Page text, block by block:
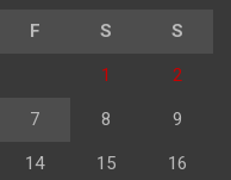
F S S
1 2
7 8 9
14 15 16